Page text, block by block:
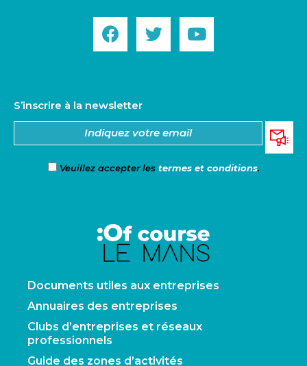
S’inscrire à la newsletter
Veuillez accepter les termes et conditions.
Documents utiles aux entreprises
Annuaires des entreprises
Clubs d’entreprises et réseaux
professionnels
Guide des zones d’activités